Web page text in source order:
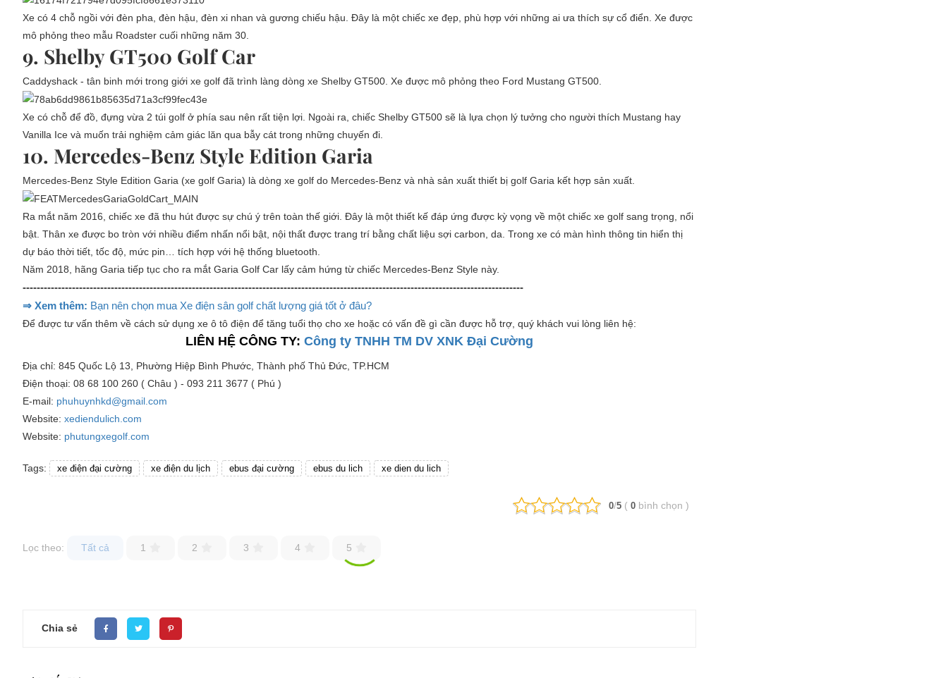
Xe có 4 chỗ ngồi với đèn pha, đèn hậu, đèn xi nhan và gương chiếu hậu. Đây là một chiếc xe đẹp, phù hợp với những ai ưa thích sự cổ điển. Xe được
mô phỏng theo mẫu Roadster cuối những năm 30.
9. Shelby GT500 Golf Car
Caddyshack - tân binh mới trong giới xe golf đã trình làng dòng xe Shelby GT500. Xe được mô phỏng theo Ford Mustang GT500.
Xe có chỗ để đồ, đựng vừa 2 túi golf ở phía sau nên rất tiện lợi. Ngoài ra, chiếc Shelby GT500 sẽ là lựa chọn lý tưởng cho người thích Mustang hay
Vanilla Ice và muốn trải nghiệm cảm giác lăn qua bẫy cát trong những chuyến đi.
10. Mercedes-Benz Style Edition Garia
Mercedes-Benz Style Edition Garia (xe golf Garia) là dòng xe golf do Mercedes-Benz và nhà sản xuất thiết bị golf Garia kết hợp sản xuất.
Ra mắt năm 2016, chiếc xe đã thu hút được sự chú ý trên toàn thế giới. Đây là một thiết kế đáp ứng được kỳ vọng về một chiếc xe golf sang trọng, nổi
bật. Thân xe được bo tròn với nhiều điểm nhấn nổi bật, nội thất được trang trí bằng chất liệu sợi carbon, da. Trong xe có màn hình thông tin hiển thị
dự báo thời tiết, tốc độ, mức pin… tích hợp với hệ thống bluetooth.
Năm 2018, hãng Garia tiếp tục cho ra mắt Garia Golf Car lấy cảm hứng từ chiếc Mercedes-Benz Style này.
----------------------------------------------------------------------------------------------------------------------------------------------
⇒ Xem thêm: Bạn nên chọn mua Xe điện sân golf chất lượng giá tốt ở đâu?
Để được tư vấn thêm về cách sử dụng xe ô tô điện để tăng tuổi thọ cho xe hoặc có vấn đề gì cần được hỗ trợ, quý khách vui lòng liên hệ:
LIÊN HỆ CÔNG TY: Công ty TNHH TM DV XNK Đại Cường
Địa chỉ: 845 Quốc Lộ 13, Phường Hiệp Bình Phước, Thành phố Thủ Đức, TP.HCM
Điện thoại: 08 68 100 260 ( Châu ) - 093 211 3677 ( Phú )
E-mail: phuhuynhkd@gmail.com
Website: xediendulich.com
Website: phutungxegolf.com
Tags: xe điện đại cường xe điện du lịch ebus đại cường ebus du lich xe dien du lich
0/5 ( 0 bình chọn )
Lọc theo: Tất cả 1 2 3 4 5
Chia sẻ